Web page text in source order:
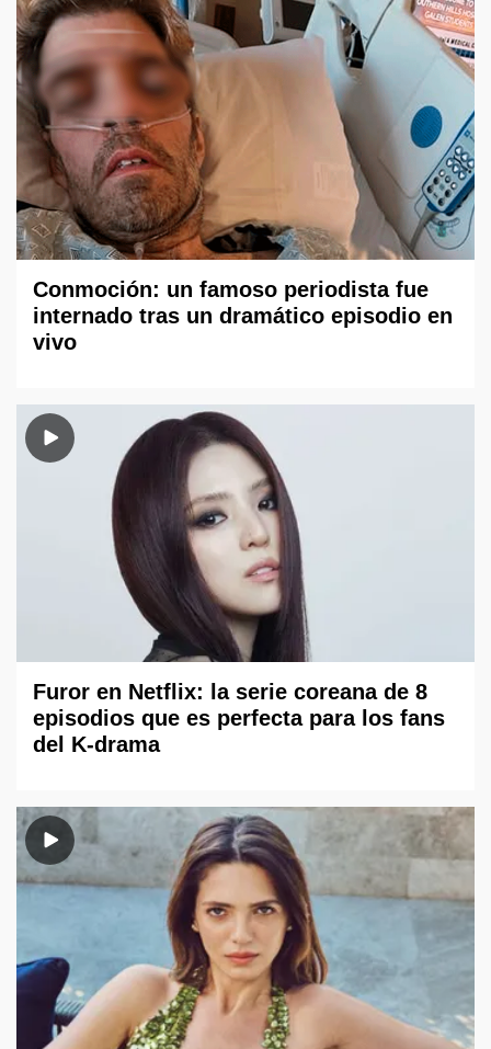
Conmoción: un famoso periodista fue
internado tras un dramático episodio en
vivo
Furor en Netflix: la serie coreana de 8
episodios que es perfecta para los fans
del K-drama